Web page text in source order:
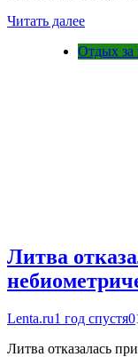
Читать далее
Отдых за
Литва
Lenta.ru1 год спустя0
Литва отказалась